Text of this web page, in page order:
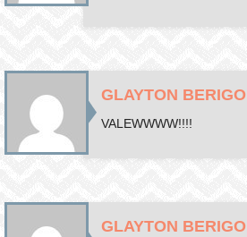
GLAYTON BERIGO
VALEWWWW!!!!
GLAYTON BERIGO